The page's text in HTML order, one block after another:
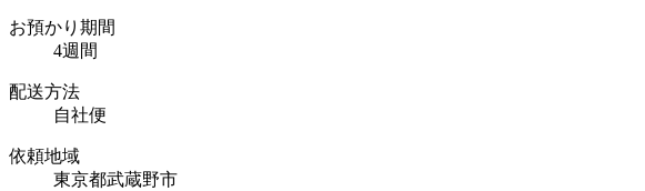
お預かり期間
4週間
配送方法
自社便
依頼地域
東京都武蔵野市